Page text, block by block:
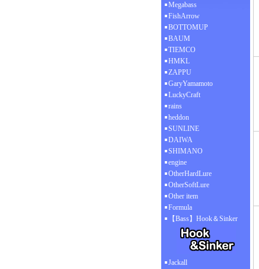
Megabass
FishArrow
BOTTOMUP
BAUM
TIEMCO
HMKL
ZAPPU
GaryYamamoto
LuckyCraft
rains
heddon
SUNLINE
DAIWA
SHIMANO
engine
OtherHardLure
OtherSoftLure
Other item
Formula
【Bass】Hook＆Sinker
Jackall